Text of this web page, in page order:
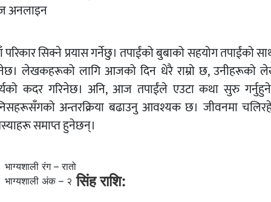
अनलाइन
परिकार सिक्ने प्रयास गर्नेछु। तपाईंको बुबाको सहयोग तपाईंको
लेखकहरूको लागि आजको दिन धेरै राम्रो छ, उनीहरूको
कदर गरिनेछ। अनि, आज तपाईंले एउटा कथा सुरु
अन्तरक्रिया बढाउनु आवश्यक छ। जीवनमा
समाप्त हुनेछन्।
भाग्यशाली रंग – रातो
भाग्यशाली अंक – २ सिंह राशि: